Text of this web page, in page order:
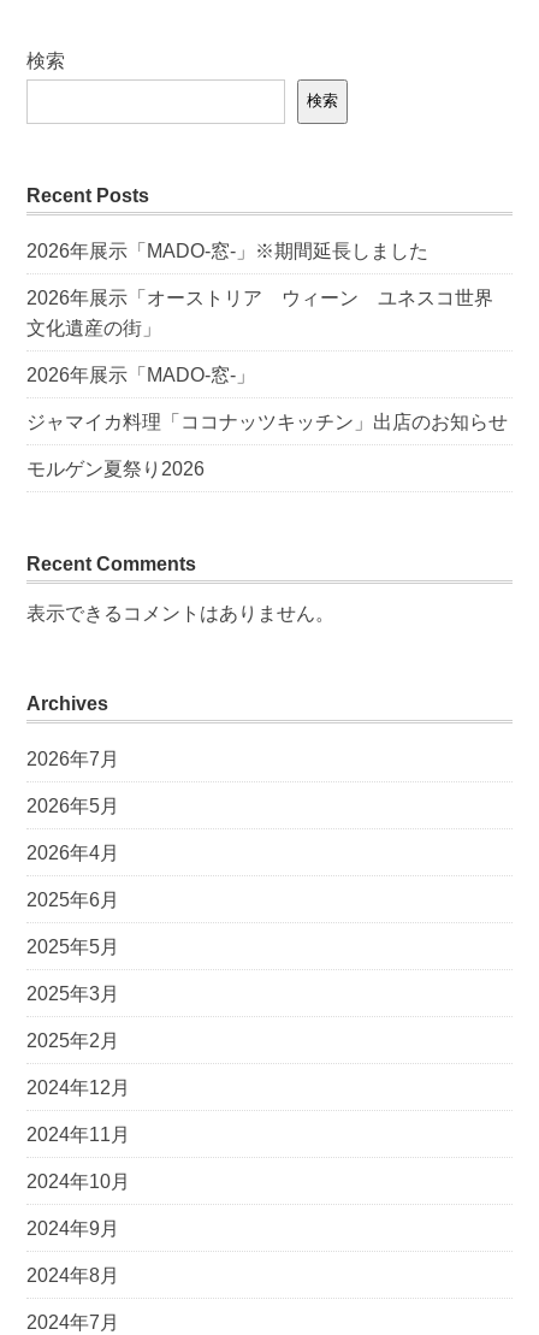
検索
検索
Recent Posts
2026年展示「MADO-窓-」※期間延長しました
2026年展示「オーストリア ウィーン ユネスコ世界
文化遺産の街」
2026年展示「MADO-窓-」
ジャマイカ料理「ココナッツキッチン」出店のお知らせ
モルゲン夏祭り2026
Recent Comments
表示できるコメントはありません。
Archives
2026年7月
2026年5月
2026年4月
2025年6月
2025年5月
2025年3月
2025年2月
2024年12月
2024年11月
2024年10月
2024年9月
2024年8月
2024年7月